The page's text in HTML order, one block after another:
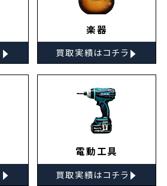
▸
楽器
買取実績はコチラ ▸
▸
電動工具
買取実績はコチラ ▸